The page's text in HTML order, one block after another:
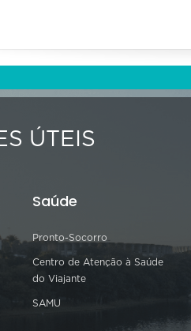
ÚTEIS
Saúde
Pronto-Socorro
Centro de Atenção à Saúde
do Viajante
SAMU